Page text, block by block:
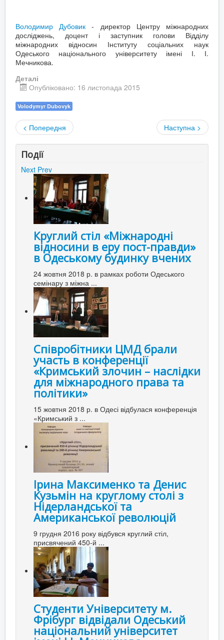
Володимир Дубовик- директор Центру міжнародних
досліджень, доцент і заступник голови Відділу
міжнародних відносин Інституту соціальних наук
Одеського національного університету імені І. І.
Мечникова.
Деталі
Опубліковано: 16 листопада 2015
Volodymyr Dubovyk
< Попередня Наступна >
Події
Next Prev
Круглий стіл «Міжнародні
відносини в еру пост-правди»
в Одеському будинку вчених
24 жовтня 2018 р. в рамках роботи Одеського
семінару з міжна ...
Співробітники ЦМД брали
участь в конференції
«Кримський злочин – наслідки
для міжнародного права та
політики»
15 жовтня 2018 р. в Одесі відбулася конференція
«Кримський з ...
Ірина Максименко та Денис
Кузьмін на круглому столі з
Нідерландської та
Американської революцій
9 грудня 2016 року відбувся круглий стіл,
присвячений 450-й ...
Студенти Університету м.
Фрібург відвідали Одеський
національний університет